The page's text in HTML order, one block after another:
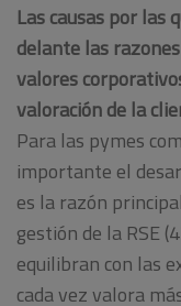
Las causas por las
delante las
valores
valoración de la
Para las pymes
importante el
es la razón
gestión de la RSE
equilibran con las
cada vez valora